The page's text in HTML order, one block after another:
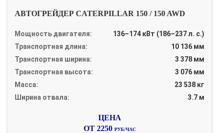
АВТОГРЕЙДЕР CATERPILLAR 150 / 150 AWD
Мощность двигателя:
136–174 кВт (186–237 л. с.)
Транспортная длина:
10 136 мм
Транспортная ширина:
3 378 мм
Транспортная высота:
3 076 мм
Масса:
23 538 кг
Ширина отвала:
3.7 м
ОТ 2250 РУБ/ЧАС